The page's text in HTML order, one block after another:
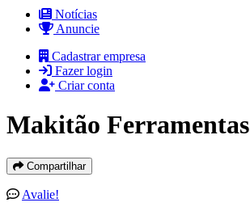
Notícias
Anuncie
Cadastrar empresa
Fazer login
Criar conta
Makitão Ferramentas
Compartilhar
Avalie!